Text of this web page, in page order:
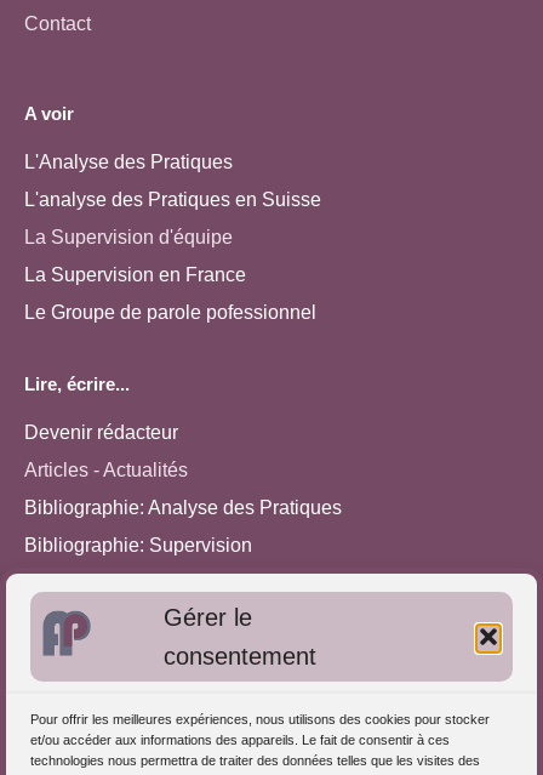
Gérer le
consentement
Pour offrir les meilleures expériences, nous utilisons des cookies pour stocker
et/ou accéder aux informations des appareils. Le fait de consentir à ces
technologies nous permettra de traiter des données telles que les visites des
Contact
A voir
L'Analyse des Pratiques
L'analyse des Pratiques en Suisse
La Supervision d'équipe
La Supervision en France
Le Groupe de parole pofessionnel
Lire, écrire...
Devenir rédacteur
Articles - Actualités
Bibliographie: Analyse des Pratiques
Bibliographie: Supervision
Approches de l'Analyse des pratiques
S'inscrire dans l'Annuaire